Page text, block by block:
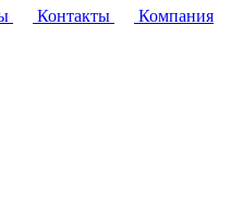
Контакты
Компания